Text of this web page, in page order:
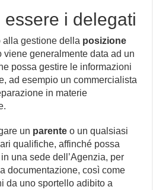
i delegati
alla gestione della posizione
viene generalmente data ad un
possa gestire le informazioni
ad esempio un commercialista
in materie
un parente o un qualsiasi
qualifiche, affinché possa
una sede dell’Agenzia, per
documentazione, così come
da uno sportello adibito a